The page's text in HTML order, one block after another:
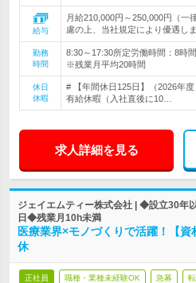
給与
月給210,000円～250,000円（
慮の上、当社規定により優遇し
勤務
時間
8:30～17:30所定労働時間：8時
※残業月平均20時間
休日
休暇
# 【年間休日125日】（2026年
有給休暇（入社直後に10…
求人詳細を見る
ジェイエムティー株式会社 | ◆設立30
日◆残業月10h未満
医療業界×モノづくりで活躍！【
休
正社員 職種・業種未経験OK 急募